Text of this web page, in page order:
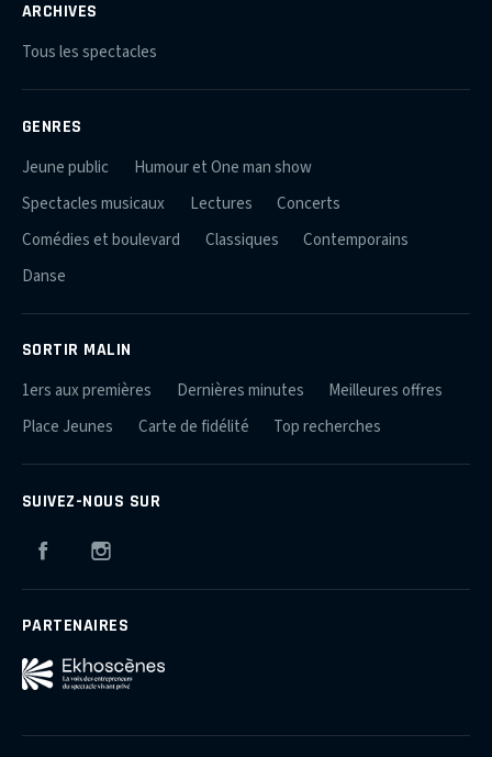
ARCHIVES
Tous les spectacles
GENRES
Jeune public
Humour et One man show
Spectacles musicaux
Lectures
Concerts
Comédies et boulevard
Classiques
Contemporains
Danse
SORTIR MALIN
1ers aux premières Dernières minutes
Meilleures offres
Place Jeunes
Carte de fidélité Top recherches
SUIVEZ-NOUS SUR
Facebook
PARTENAIRES